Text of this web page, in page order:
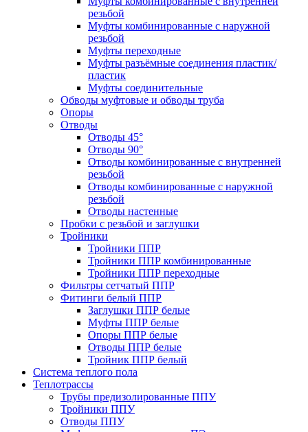
резьбой
Муфты комбинированные с наружной
резьбой
Муфты переходные
Муфты разъёмные соединения пластик/
пластик
Муфты соединительные
Обводы муфтовые и обводы труба
Опоры
Отводы
Отводы 45°
Отводы 90°
Отводы комбинированные с внутренней
резьбой
Отводы комбинированные с наружной
резьбой
Отводы настенные
Пробки с резьбой и заглушки
Тройники
Тройники ППР
Тройники ППР комбинированные
Тройники ППР переходные
Фильтры сетчатый ППР
Фитинги белый ППР
Заглушки ППР белые
Муфты ППР белые
Опоры ППР белые
Отводы ППР белые
Тройник ППР белый
Система теплого пола
Теплотрассы
Трубы предизолированные ППУ
Тройники ППУ
Отводы ППУ